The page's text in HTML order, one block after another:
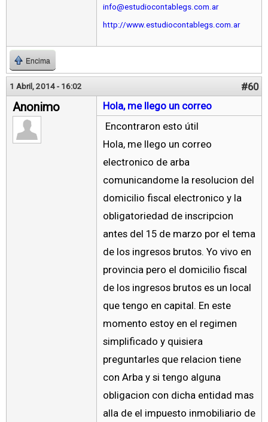
info@estudiocontablegs.com.ar
http://www.estudiocontablegs.com.ar
Encima
1 Abril, 2014 - 16:02 #60
Anonimo
Hola, me llego un correo
Encontraron esto útil
Hola, me llego un correo
electronico de arba
comunicandome la resolucion del
domicilio fiscal electronico y la
obligatoriedad de inscripcion
antes del 15 de marzo por el tema
de los ingresos brutos. Yo vivo en
provincia pero el domicilio fiscal
de los ingresos brutos es un local
que tengo en capital. En este
momento estoy en el regimen
simplificado y quisiera
preguntarles que relacion tiene
con Arba y si tengo alguna
obligacion con dicha entidad mas
alla de el impuesto inmobiliario de